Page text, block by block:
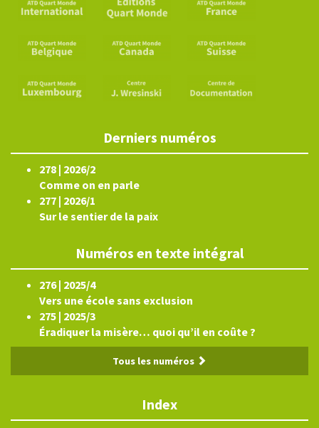
Derniers numéros
278 | 2026/2
Comme on en parle
277 | 2026/1
Sur le sentier de la paix
Numéros en texte intégral
276 | 2025/4
Vers une école sans exclusion
275 | 2025/3
Éradiquer la misère… quoi qu’il en coûte ?
Tous les numéros
Index